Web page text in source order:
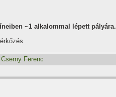
~1 alkalommal lépett pályára.
Cserny Ferenc